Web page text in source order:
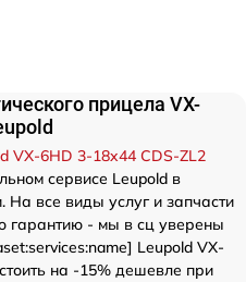
прицела VX-
VX-6HD 3-18x44 CDS-ZL2
сервисе Leupold в
все виды услуг и запчасти
гарантию - мы в сц уверены
Leupold VX-
на -15% дешевле при